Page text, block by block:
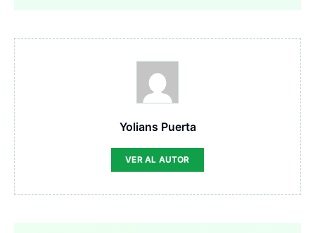
Yolians Puerta
VER AL AUTOR